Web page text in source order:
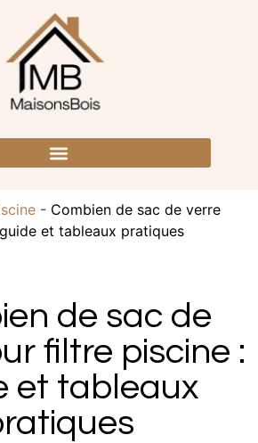
- Combien de sac de verre
et tableaux pratiques
de sac de
filtre piscine :
et tableaux